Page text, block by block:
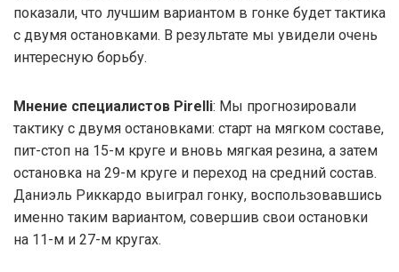
показали, что лучшим вариантом в гонке будет тактика
с двумя остановками. В результате мы увидели очень
интересную борьбу.
Мнение специалистов Pirelli: Мы прогнозировали
тактику с двумя остановками: старт на мягком составе,
пит-стоп на 15-м круге и вновь мягкая резина, а затем
остановка на 29-м круге и переход на средний состав.
Даниэль Риккардо выиграл гонку, воспользовавшись
именно таким вариантом, совершив свои остановки
на 11-м и 27-м кругах.